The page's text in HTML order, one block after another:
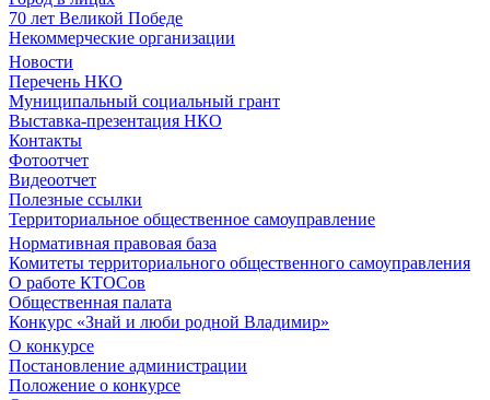
70 лет Великой Победе
Некоммерческие организации
Новости
Перечень НКО
Муниципальный социальный грант
Выставка-презентация НКО
Контакты
Фотоотчет
Видеоотчет
Полезные ссылки
Территориальное общественное самоуправление
Нормативная правовая база
Комитеты территориального общественного самоуправления
О работе КТОСов
Общественная палата
Конкурс «Знай и люби родной Владимир»
О конкурсе
Постановление администрации
Положение о конкурсе